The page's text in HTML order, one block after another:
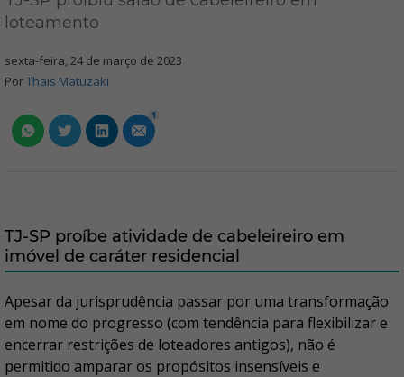
loteamento
sexta-feira, 24 de março de 2023
PorThais Matuzaki
1
TJ-SP proíbe atividade de cabeleireiro em
imóvel de caráter residencial
Apesar da jurisprudência passar por uma transformação
em nome do progresso (com tendência para flexibilizar e
encerrar restrições de loteadores antigos), não é
permitido amparar os propósitos insensíveis e